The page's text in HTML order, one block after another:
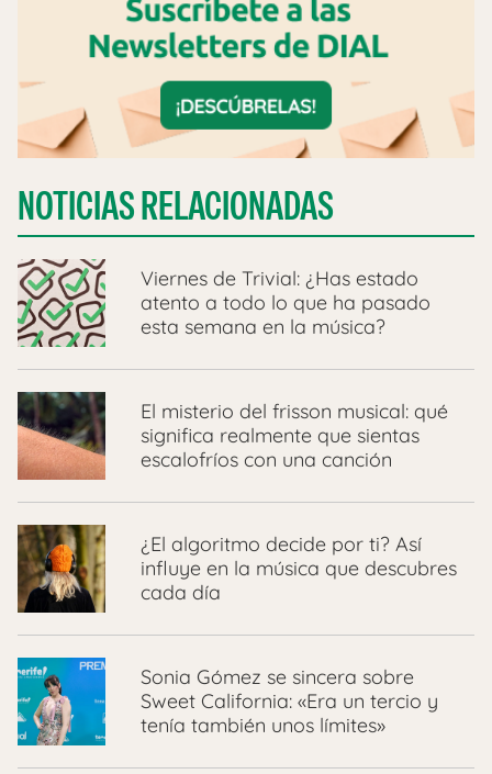
NOTICIAS RELACIONADAS
Viernes de Trivial: ¿Has estado
atento a todo lo que ha pasado
esta semana en la música?
El misterio del frisson musical: qué
significa realmente que sientas
escalofríos con una canción
¿El algoritmo decide por ti? Así
influye en la música que descubres
cada día
Sonia Gómez se sincera sobre
Sweet California: «Era un tercio y
tenía también unos límites»